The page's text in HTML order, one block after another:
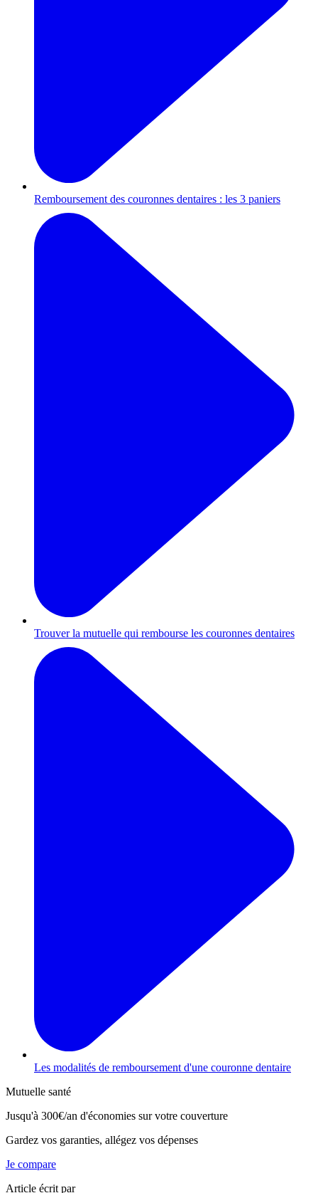
Remboursement des couronnes dentaires : les 3 paniers
Trouver la mutuelle qui rembourse les couronnes dentaires
Les modalités de remboursement d'une couronne dentaire
Mutuelle santé
Jusqu'à 300€/an d'économies sur votre couverture
Gardez vos garanties, allégez vos dépenses
Je compare
Article écrit par